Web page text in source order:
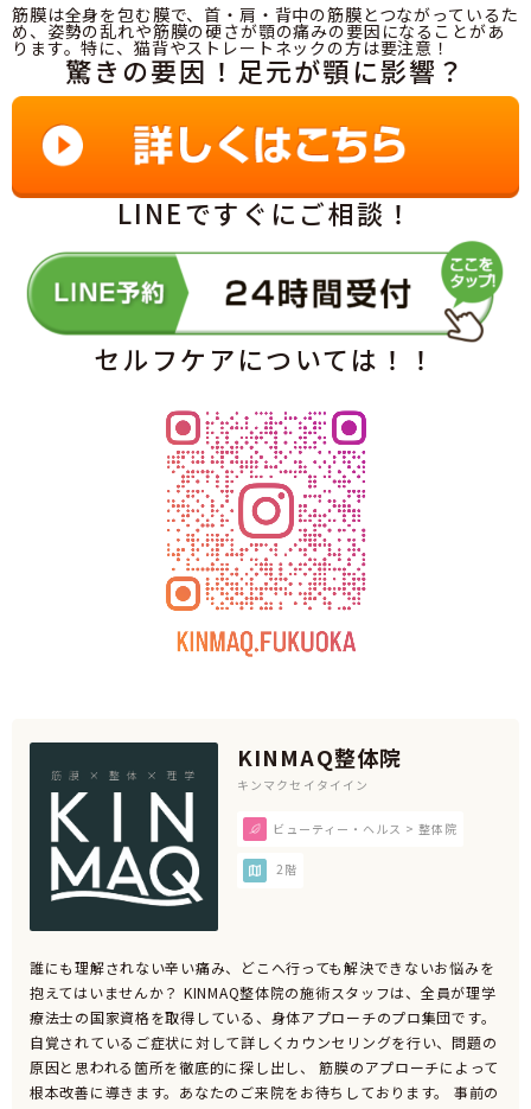
筋膜は全身を包む膜で、首・肩・背中の筋膜とつながっているた
め、姿勢の乱れや筋膜の硬さが顎の痛みの要因になることがあ
ります。特に、猫背やストレートネックの方は要注意！
驚きの要因！足元が顎に影響？
LINEですぐにご相談！
セルフケアについては！！
KINMAQ整体院
キンマクセイタイイン
ビューティー・ヘルス > 整体院
2階
誰にも理解されない辛い痛み、どこへ行っても解決できないお悩みを
抱えてはいませんか？ KINMAQ整体院の施術スタッフは、全員が理学
療法士の国家資格を取得している、身体アプローチのプロ集団です。
自覚されているご症状に対して詳しくカウンセリングを行い、問題の
原因と思われる箇所を徹底的に探し出し、 筋膜のアプローチによって
根本改善に導きます。あなたのご来院をお待ちしております。 事前の